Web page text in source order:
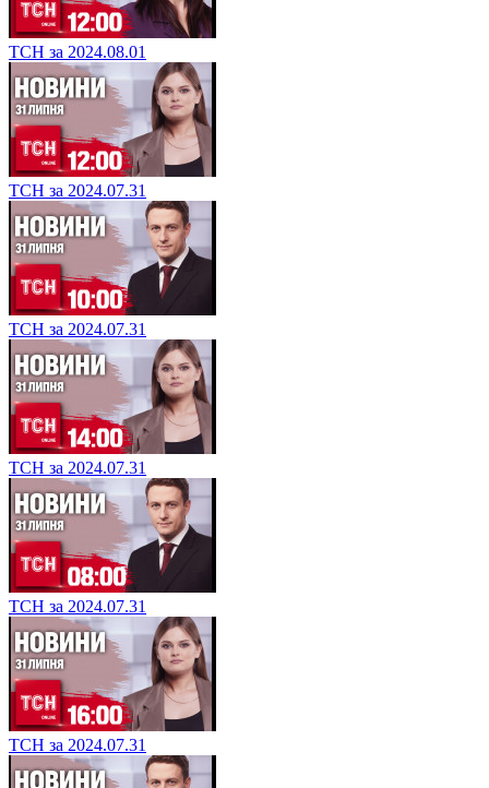
ТСН за 2024.08.01
ТСН за 2024.07.31
ТСН за 2024.07.31
ТСН за 2024.07.31
ТСН за 2024.07.31
ТСН за 2024.07.31